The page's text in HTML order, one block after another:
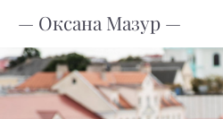
— Оксана Мазур —